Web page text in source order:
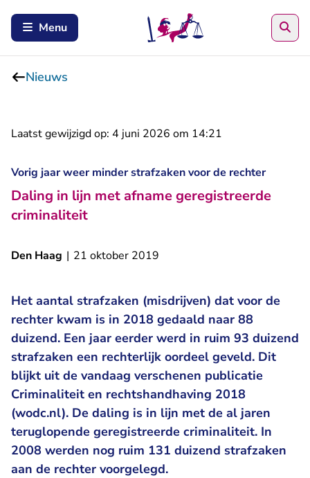
Menu
Nieuws
Laatst gewijzigd op: 4 juni 2026 om 14:21
Vorig jaar weer minder strafzaken voor de rechter
Daling in lijn met afname geregistreerde
criminaliteit
Den Haag | 21 oktober 2019
Het aantal strafzaken (misdrijven) dat voor de
rechter kwam is in 2018 gedaald naar 88
duizend. Een jaar eerder werd in ruim 93 duizend
strafzaken een rechterlijk oordeel geveld. Dit
blijkt uit de vandaag verschenen publicatie
Criminaliteit en rechtshandhaving 2018
(wodc.nl). De daling is in lijn met de al jaren
teruglopende geregistreerde criminaliteit. In
2008 werden nog ruim 131 duizend strafzaken
aan de rechter voorgelegd.